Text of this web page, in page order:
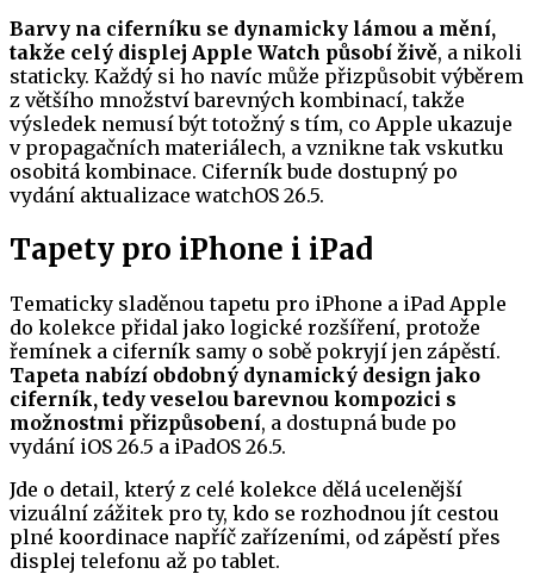
Barvy na ciferníku se dynamicky lámou a mění,
takže celý displej Apple Watch působí živě, a nikoli
staticky. Každý si ho navíc může přizpůsobit výběrem
z většího množství barevných kombinací, takže
výsledek nemusí být totožný s tím, co Apple ukazuje
v propagačních materiálech, a vznikne tak vskutku
osobitá kombinace. Ciferník bude dostupný po
vydání aktualizace watchOS 26.5.
Tapety pro iPhone i iPad
Tematicky sladěnou tapetu pro iPhone a iPad Apple
do kolekce přidal jako logické rozšíření, protože
řemínek a ciferník samy o sobě pokryjí jen zápěstí.
Tapeta nabízí obdobný dynamický design jako
ciferník, tedy veselou barevnou kompozici s
možnostmi přizpůsobení, a dostupná bude po
vydání iOS 26.5 a iPadOS 26.5.
Jde o detail, který z celé kolekce dělá ucelenější
vizuální zážitek pro ty, kdo se rozhodnou jít cestou
plné koordinace napříč zařízeními, od zápěstí přes
displej telefonu až po tablet.